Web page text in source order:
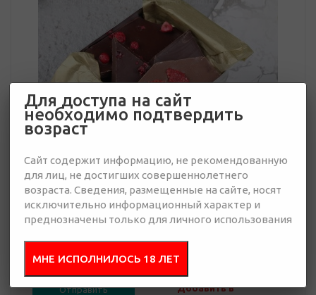
Отправить
Добавить в
Для доступа на сайт
необходимо подтвердить
возраст
Сайт содержит информацию, не рекомендованную
для лиц, не достигших совершеннолетнего
возраста. Сведения, размещенные на сайте, носят
исключительно информационный характер и
преднозначены только для личного использования
МНЕ ИСПОЛНИЛОСЬ 18 ЛЕТ